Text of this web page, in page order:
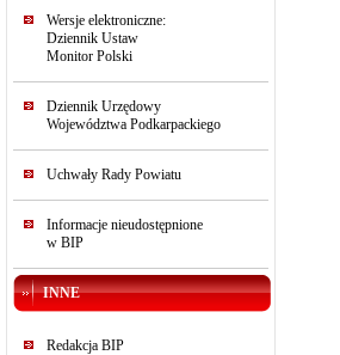
Wersje elektroniczne:
Dziennik Ustaw
Monitor Polski
Dziennik Urzędowy
Województwa Podkarpackiego
Uchwały Rady Powiatu
Informacje nieudostępnione
w BIP
INNE
Redakcja BIP